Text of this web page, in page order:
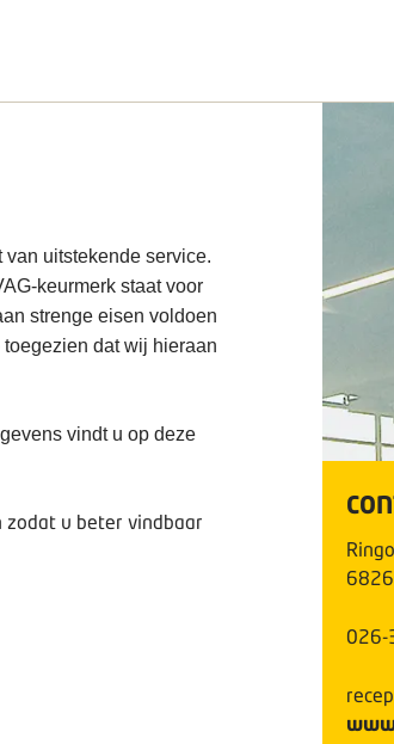
uitstekende service.
keurmerk staat voor
strenge eisen voldoen
dat wij hieraan
vindt u op deze
zodat u beter vindbaar
026-